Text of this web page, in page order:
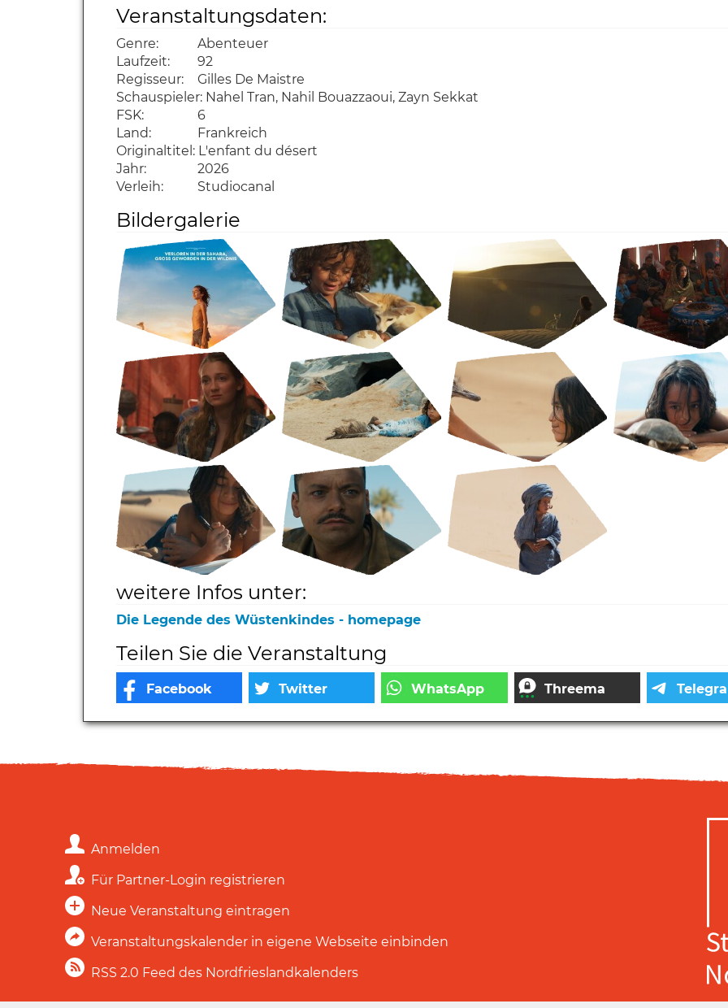
Veranstaltungsdaten:
Genre:
Abenteuer
Laufzeit:
92
Regisseur:
Gilles De Maistre
Schauspieler: Nahel Tran, Nahil Bouazzaoui, Zayn Sekkat
FSK:
6
Land:
Frankreich
Originaltitel: L'enfant du désert
Jahr:
2026
Verleih:
Studiocanal
Bildergalerie
weitere Infos unter:
Die Legende des Wüstenkindes - homepage
Teilen Sie die Veranstaltung
Anmelden
Für Partner-Login registrieren
Neue Veranstaltung eintragen
Veranstaltungskalender in eigene Webseite einbinden
RSS 2.0 Feed des Nordfrieslandkalenders